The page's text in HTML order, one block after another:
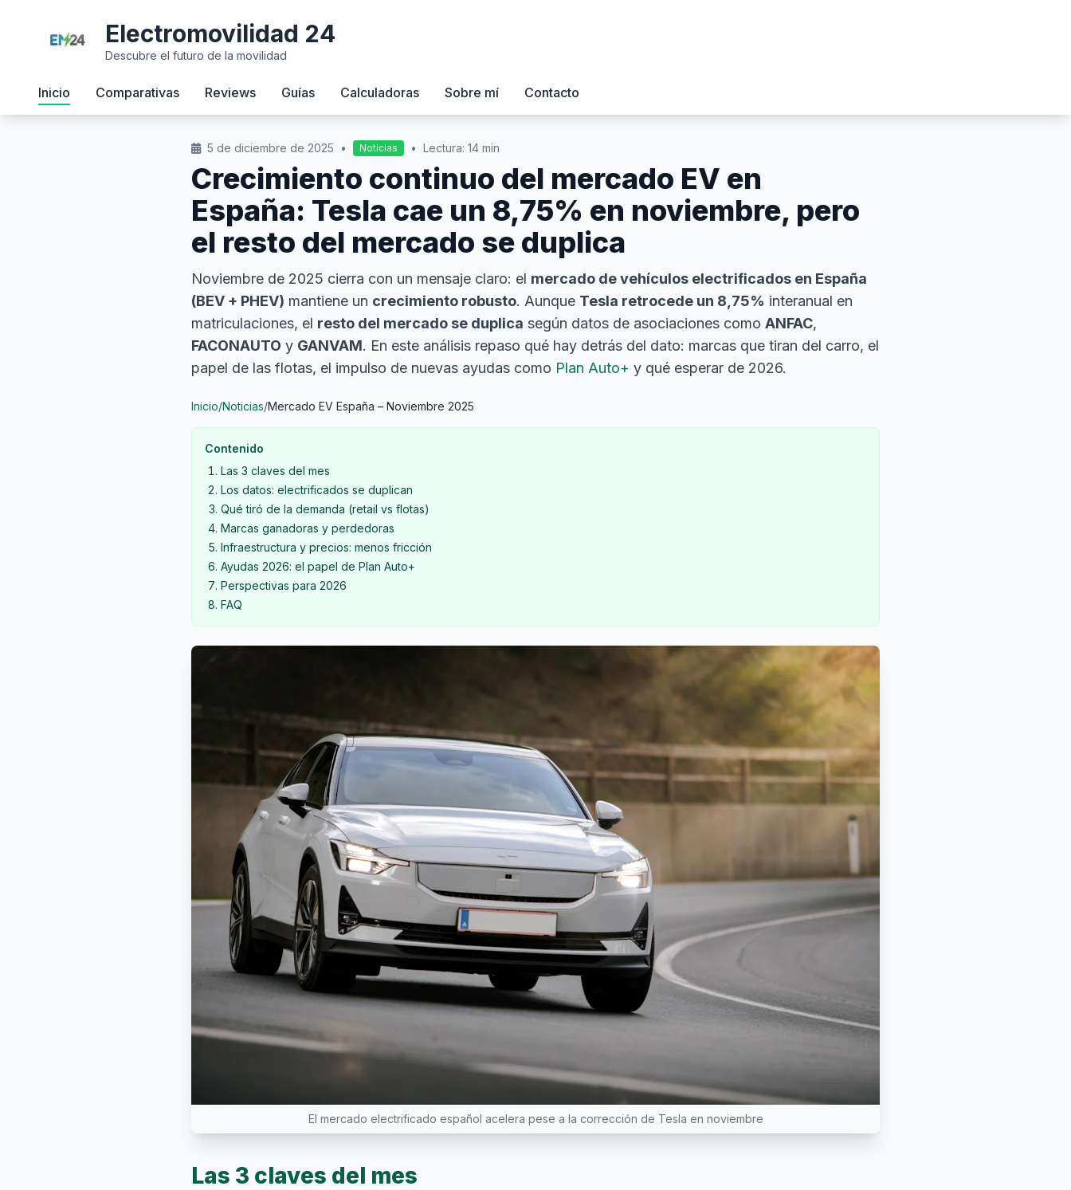
Electromovilidad 24
Descubre el futuro de la movilidad
Inicio Comparativas Reviews Guías Calculadoras Sobre mí Contacto
5 de diciembre de 2025 • Noticias • Lectura: 14 min
Crecimiento continuo del mercado EV en
España: Tesla cae un 8,75% en noviembre, pero
el resto del mercado se duplica
Noviembre de 2025 cierra con un mensaje claro: el mercado de vehículos electrificados en España
(BEV + PHEV) mantiene un crecimiento robusto. Aunque Tesla retrocede un 8,75% interanual en
matriculaciones, el resto del mercado se duplica según datos de asociaciones como ANFAC,
FACONAUTO y GANVAM. En este análisis repaso qué hay detrás del dato: marcas que tiran del carro, el
papel de las flotas, el impulso de nuevas ayudas como Plan Auto+ y qué esperar de 2026.
Inicio/Noticias/Mercado EV España – Noviembre 2025
Contenido
Las 3 claves del mes
Los datos: electrificados se duplican
Qué tiró de la demanda (retail vs flotas)
Marcas ganadoras y perdedoras
Infraestructura y precios: menos fricción
Ayudas 2026: el papel de Plan Auto+
Perspectivas para 2026
FAQ
El mercado electrificado español acelera pese a la corrección de Tesla en noviembre
Las 3 claves del mes